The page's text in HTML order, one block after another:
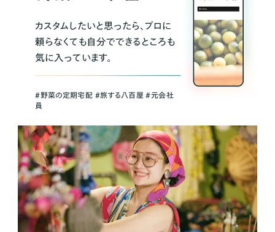
カスタムしたいと思ったら、プロに
頼らなくても自分でできるところも
気に入っています。
＃野菜の定期宅配 ＃旅する八百屋 ＃元会社
員